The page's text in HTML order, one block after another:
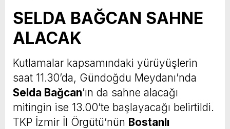
SELDA BAĞCAN SAHNE
ALACAK
Kutlamalar kapsamındaki yürüyüşlerin
saat 11.30’da, Gündoğdu Meydanı’nda
Selda Bağcan’ın da sahne alacağı
mitingin ise 13.00’te başlayacağı belirtildi.
TKP İzmir İl Örgütü’nün Bostanlı